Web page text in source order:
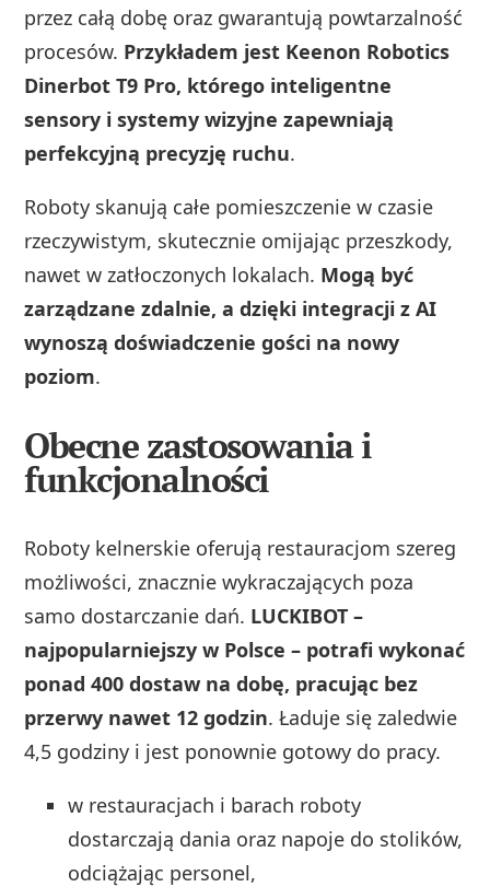
przez całą dobę oraz gwarantują powtarzalność
procesów. Przykładem jest Keenon Robotics
Dinerbot T9 Pro, którego inteligentne
sensory i systemy wizyjne zapewniają
perfekcyjną precyzję ruchu.
Roboty skanują całe pomieszczenie w czasie
rzeczywistym, skutecznie omijając przeszkody,
nawet w zatłoczonych lokalach. Mogą być
zarządzane zdalnie, a dzięki integracji z AI
wynoszą doświadczenie gości na nowy
poziom.
Obecne zastosowania i
funkcjonalności
Roboty kelnerskie oferują restauracjom szereg
możliwości, znacznie wykraczających poza
samo dostarczanie dań. LUCKIBOT –
najpopularniejszy w Polsce – potrafi wykonać
ponad 400 dostaw na dobę, pracując bez
przerwy nawet 12 godzin. Ładuje się zaledwie
4,5 godziny i jest ponownie gotowy do pracy.
w restauracjach i barach roboty
dostarczają dania oraz napoje do stolików,
odciążając personel,